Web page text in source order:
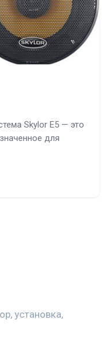
Skylor E5 — это
для
установка,